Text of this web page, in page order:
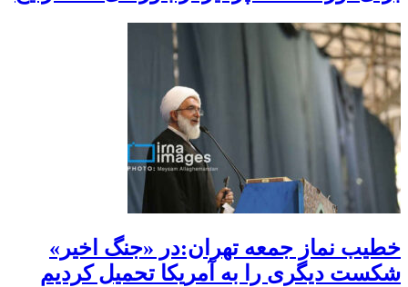
خطیب نماز جمعه تهران:در «جنگ اخیر»
شکست دیگری را به آمریکا تحمیل کردیم